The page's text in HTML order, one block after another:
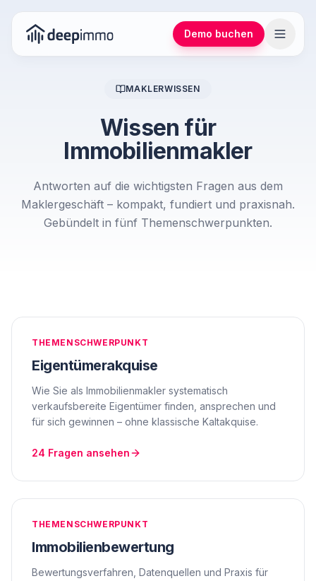
Demo buchen
MAKLERWISSEN
Wissen für
Immobilienmakler
Antworten auf die wichtigsten Fragen aus dem
Maklergeschäft – kompakt, fundiert und praxisnah.
Gebündelt in fünf Themenschwerpunkten.
THEMENSCHWERPUNKT
Eigentümerakquise
Wie Sie als Immobilienmakler systematisch
verkaufsbereite Eigentümer finden, ansprechen und
für sich gewinnen – ohne klassische Kaltakquise.
24 Fragen ansehen
THEMENSCHWERPUNKT
Immobilienbewertung
Bewertungsverfahren, Datenquellen und Praxis für